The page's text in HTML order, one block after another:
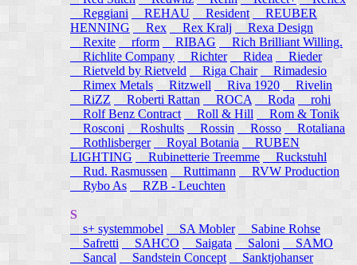
Reggiani
REHAU Resident
REUBER
HENNING
Rex Rex Kralj
Rexa Design
Rexite
rform RIBAG
Rich Brilliant Willing.
Richlite Company
Richter Ridea
Rieder
Rietveld by Rietveld
Riga Chair
Rimadesio
Rimex Metals
Ritzwell Riva 1920
Rivelin
RiZZ
Roberti Rattan ROCA Roda
rohi
Rolf Benz Contract
Roll & Hill
Rom & Tonik
Rosconi Roshults Rossin Rosso
Rotaliana
Rothlisberger
Royal Botania
RUBEN
LIGHTING
Rubinetterie Treemme
Ruckstuhl
Rud. Rasmussen
Ruttimann
RVW Production
Rybo As
RZB - Leuchten
S
s+ systemmobel
SA Mobler
Sabine Rohse
Safretti
SAHCO Saigata Saloni
SAMO
Sancal
Sandstein Concept
Sanktjohanser